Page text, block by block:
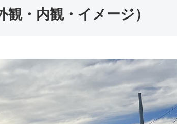
・内観・イメージ）